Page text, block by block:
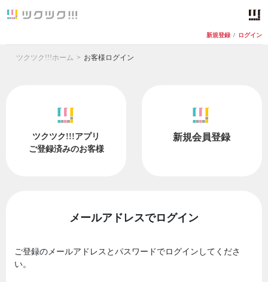
新規登録 / ログイン
ツクツク!!!ホーム お客様ログイン
ツクツク!!!アプリ
ご登録済みのお客様
新規会員登録
メールアドレスでログイン
ご登録のメールアドレスとパスワードでログインしてくださ
い。